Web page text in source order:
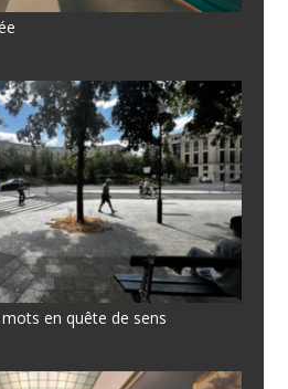
en quête de sens